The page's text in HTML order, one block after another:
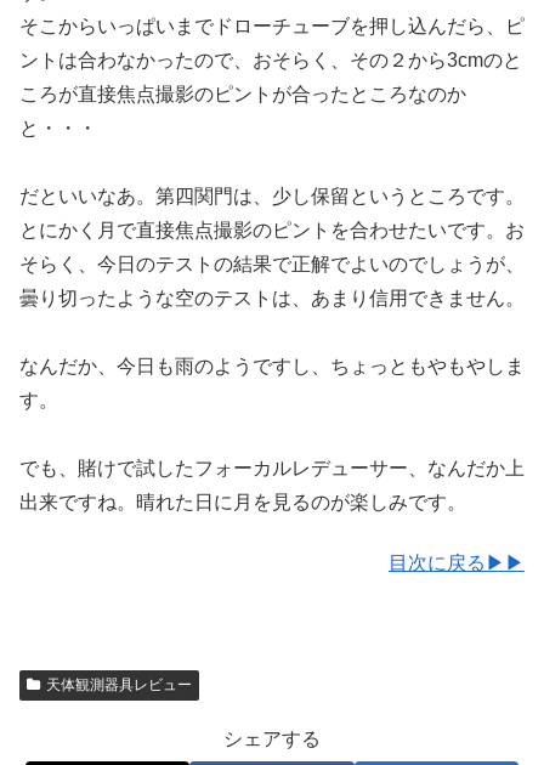
そこからいっぱいまでドローチューブを押し込んだら、ピ
ントは合わなかったので、おそらく、その２から3cmのと
ころが直接焦点撮影のピントが合ったところなのか
と・・・
だといいなあ。第四関門は、少し保留というところです。
とにかく月で直接焦点撮影のピントを合わせたいです。お
そらく、今日のテストの結果で正解でよいのでしょうが、
曇り切ったような空のテストは、あまり信用できません。
なんだか、今日も雨のようですし、ちょっともやもやしま
す。
でも、賭けで試したフォーカルレデューサー、なんだか上
出来ですね。晴れた日に月を見るのが楽しみです。
目次に戻る▶▶
天体観測器具レビュー
シェアする